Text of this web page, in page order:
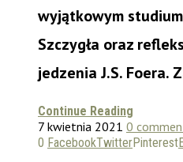
wyjątkowym
Szczygła oraz
jedzenia J.S. Foera.
Continue Reading
7 kwietnia 2021 0
0 FacebookTwitterPinterest